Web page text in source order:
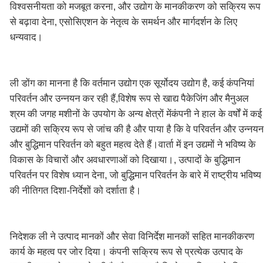
विश्वसनीयता को मजबूत करना, और उद्योग के मानकीकरण को सक्रिय रूप
से बढ़ावा देना, एसोसिएशन के नेतृत्व के समर्थन और मार्गदर्शन के लिए
धन्यवाद।
ली डोंग का मानना है कि वर्तमान उद्योग एक सूर्योदय उद्योग है, कई कंपनियां
परिवर्तन और उन्नयन कर रही हैं,विशेष रूप से खाद्य पैकेजिंग और मैनुअल
श्रम की जगह मशीनों के उपयोग के अन्य क्षेत्रों मेंकंपनी ने हाल के वर्षों में कई
उद्यमों की सक्रिय रूप से जांच की है और पाया है कि वे परिवर्तन और उन्नयन
और बुद्धिमान परिवर्तन को बहुत महत्व देते हैं।वार्ता में इन उद्यमों ने भविष्य के
विकास के विचारों और अवधारणाओं को दिखाया।, उत्पादों के बुद्धिमान
परिवर्तन पर विशेष ध्यान देना, जो बुद्धिमान परिवर्तन के बारे में राष्ट्रीय भविष्य
की नीतिगत दिशा-निर्देशों को दर्शाता है।
निदेशक ली ने उत्पाद मानकों और सेवा विनिर्देश मानकों सहित मानकीकरण
कार्य के महत्व पर जोर दिया। कंपनी सक्रिय रूप से प्रत्येक उत्पाद के